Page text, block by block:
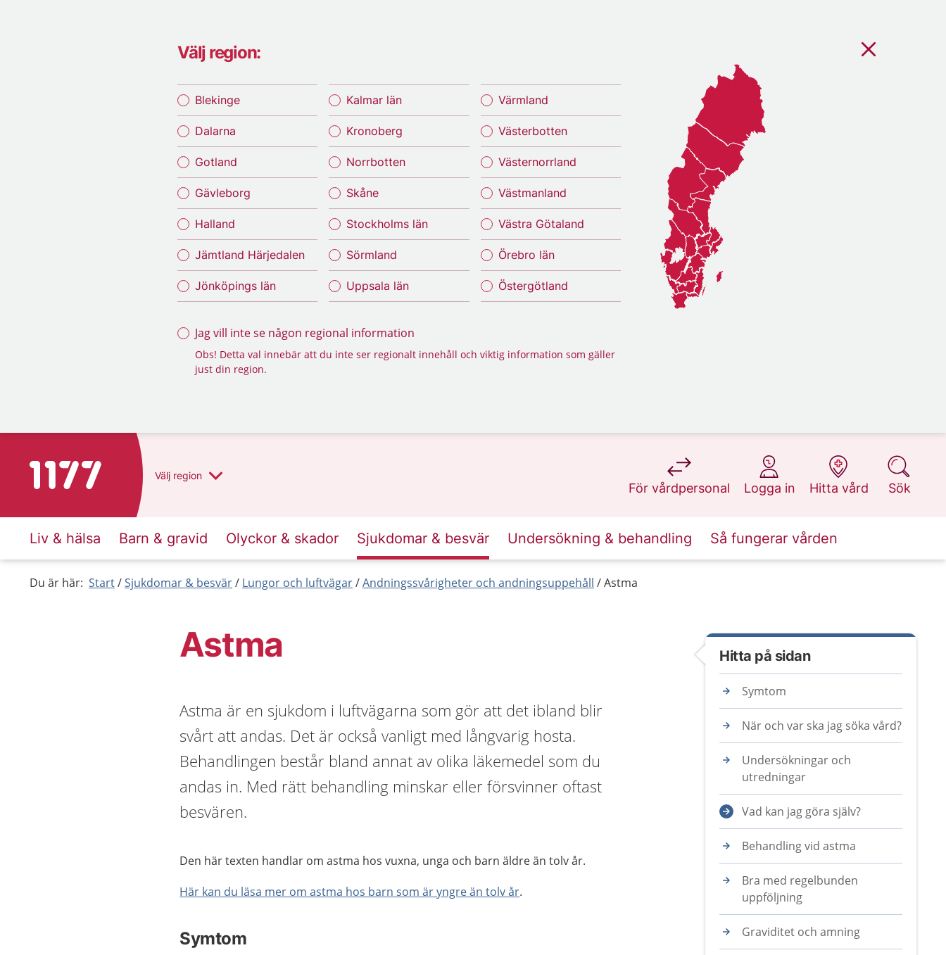
Välj region:
Blekinge
Dalarna
Gotland
Gävleborg
Halland
Jämtland Härjedalen
Jönköpings län
Kalmar län
Kronoberg
Norrbotten
Skåne
Stockholms län
Sörmland
Uppsala län
Värmland
Västerbotten
Västernorrland
Västmanland
Västra Götaland
Örebro län
Östergötland
Jag vill inte se någon regional information
Obs! Detta val innebär att du inte ser regionalt innehåll och viktig information som gäller
just din region.
Till startsidan för 1177 Välj region
För vårdpersonal
på 1177.se
Logga in
på 1177.se
Hitta vård
på 1177.se
Sök
på 1177.se
Liv & hälsa Barn & gravid Olyckor & skador Sjukdomar & besvär Undersökning & behandling Så fungerar vården
Du är här: Start Sjukdomar & besvär Lungor och luftvägar Andningssvårigheter och andningsuppehåll Astma
Astma
Astma är en sjukdom i luftvägarna som gör att det ibland blir
svårt att andas. Det är också vanligt med långvarig hosta.
Behandlingen består bland annat av olika läkemedel som du
andas in. Med rätt behandling minskar eller försvinner oftast
besvären.
Den här texten handlar om astma hos vuxna, unga och barn äldre än tolv år.
Här kan du läsa mer om astma hos barn som är yngre än tolv år.
Symtom
Hitta på sidan
Symtom
När och var ska jag söka vård?
Undersökningar och
utredningar
Vad kan jag göra själv?
Behandling vid astma
Bra med regelbunden
uppföljning
Graviditet och amning